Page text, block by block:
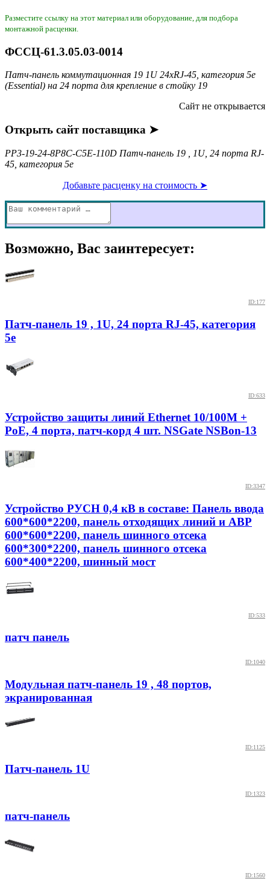
Разместите ссылку на этот материал или оборудование, для подбора
монтажной расценки.
ФССЦ-61.3.05.03-0014
Патч-панель коммутационная 19 1U 24xRJ-45, категория 5е
(Essential) на 24 порта для крепление в стойку 19
Сайт не открывается
Открыть сайт поставщика ➤
PP3-19-24-8P8C-C5E-110D Патч-панель 19 , 1U, 24 порта RJ-
45, категория 5e
Добавьте расценку на стоимость ➤
Возможно, Вас заинтересует:
ID:177
Патч-панель 19 , 1U, 24 порта RJ-45, категория
5e
ID:633
Устройство защиты линий Ethernet 10/100M +
PoE, 4 порта, патч-корд 4 шт. NSGate NSBon-13
ID:3347
Устройство РУСН 0,4 кВ в составе: Панель ввода
600*600*2200, панель отходящих линий и АВР
600*600*2200, панель шинного отсека
600*300*2200, панель шинного отсека
600*400*2200, шинный мост
ID:533
патч панель
ID:1040
Модульная патч-панель 19 , 48 портов,
экранированная
ID:1125
Патч-панель 1U
ID:1323
патч-панель
ID:1560